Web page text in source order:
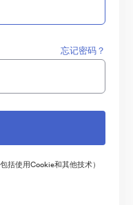
忘记密码？
包括使用Cookie和其他技术）